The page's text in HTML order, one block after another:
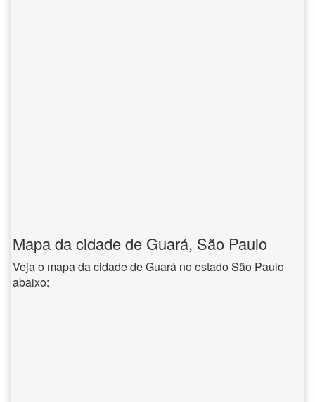
Mapa da cidade de Guará, São Paulo
Veja o mapa da cidade de Guará no estado São Paulo
abaixo: